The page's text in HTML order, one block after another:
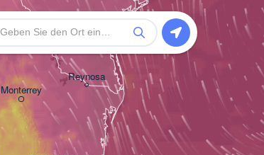
Monterrey
Reynosa
Corpus Christi
Nuevo Laredo